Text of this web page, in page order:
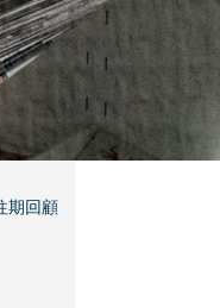
期回顧